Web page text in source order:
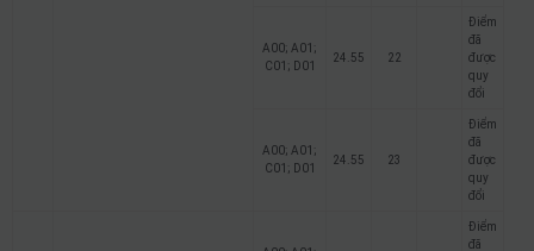
A00; A01;
C01; D01
24.55 22
Điểm
đã
được
quy
đổi
A00; A01;
C01; D01
24.55 23
Điểm
đã
được
quy
đổi
Điểm
đã